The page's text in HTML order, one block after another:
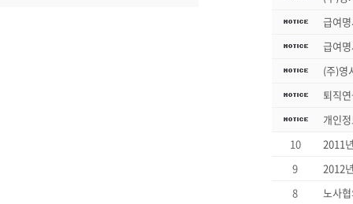
급여
급여
(주)영
퇴직
개인
10
2011
9
2012
8
노사